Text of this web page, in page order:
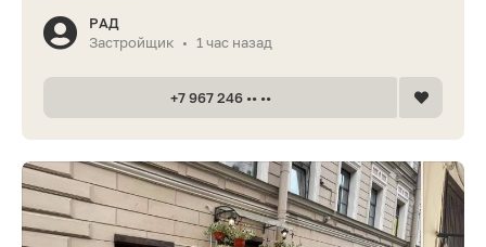
РАД
Застройщик • 1 час назад
+7 967 246 •• ••